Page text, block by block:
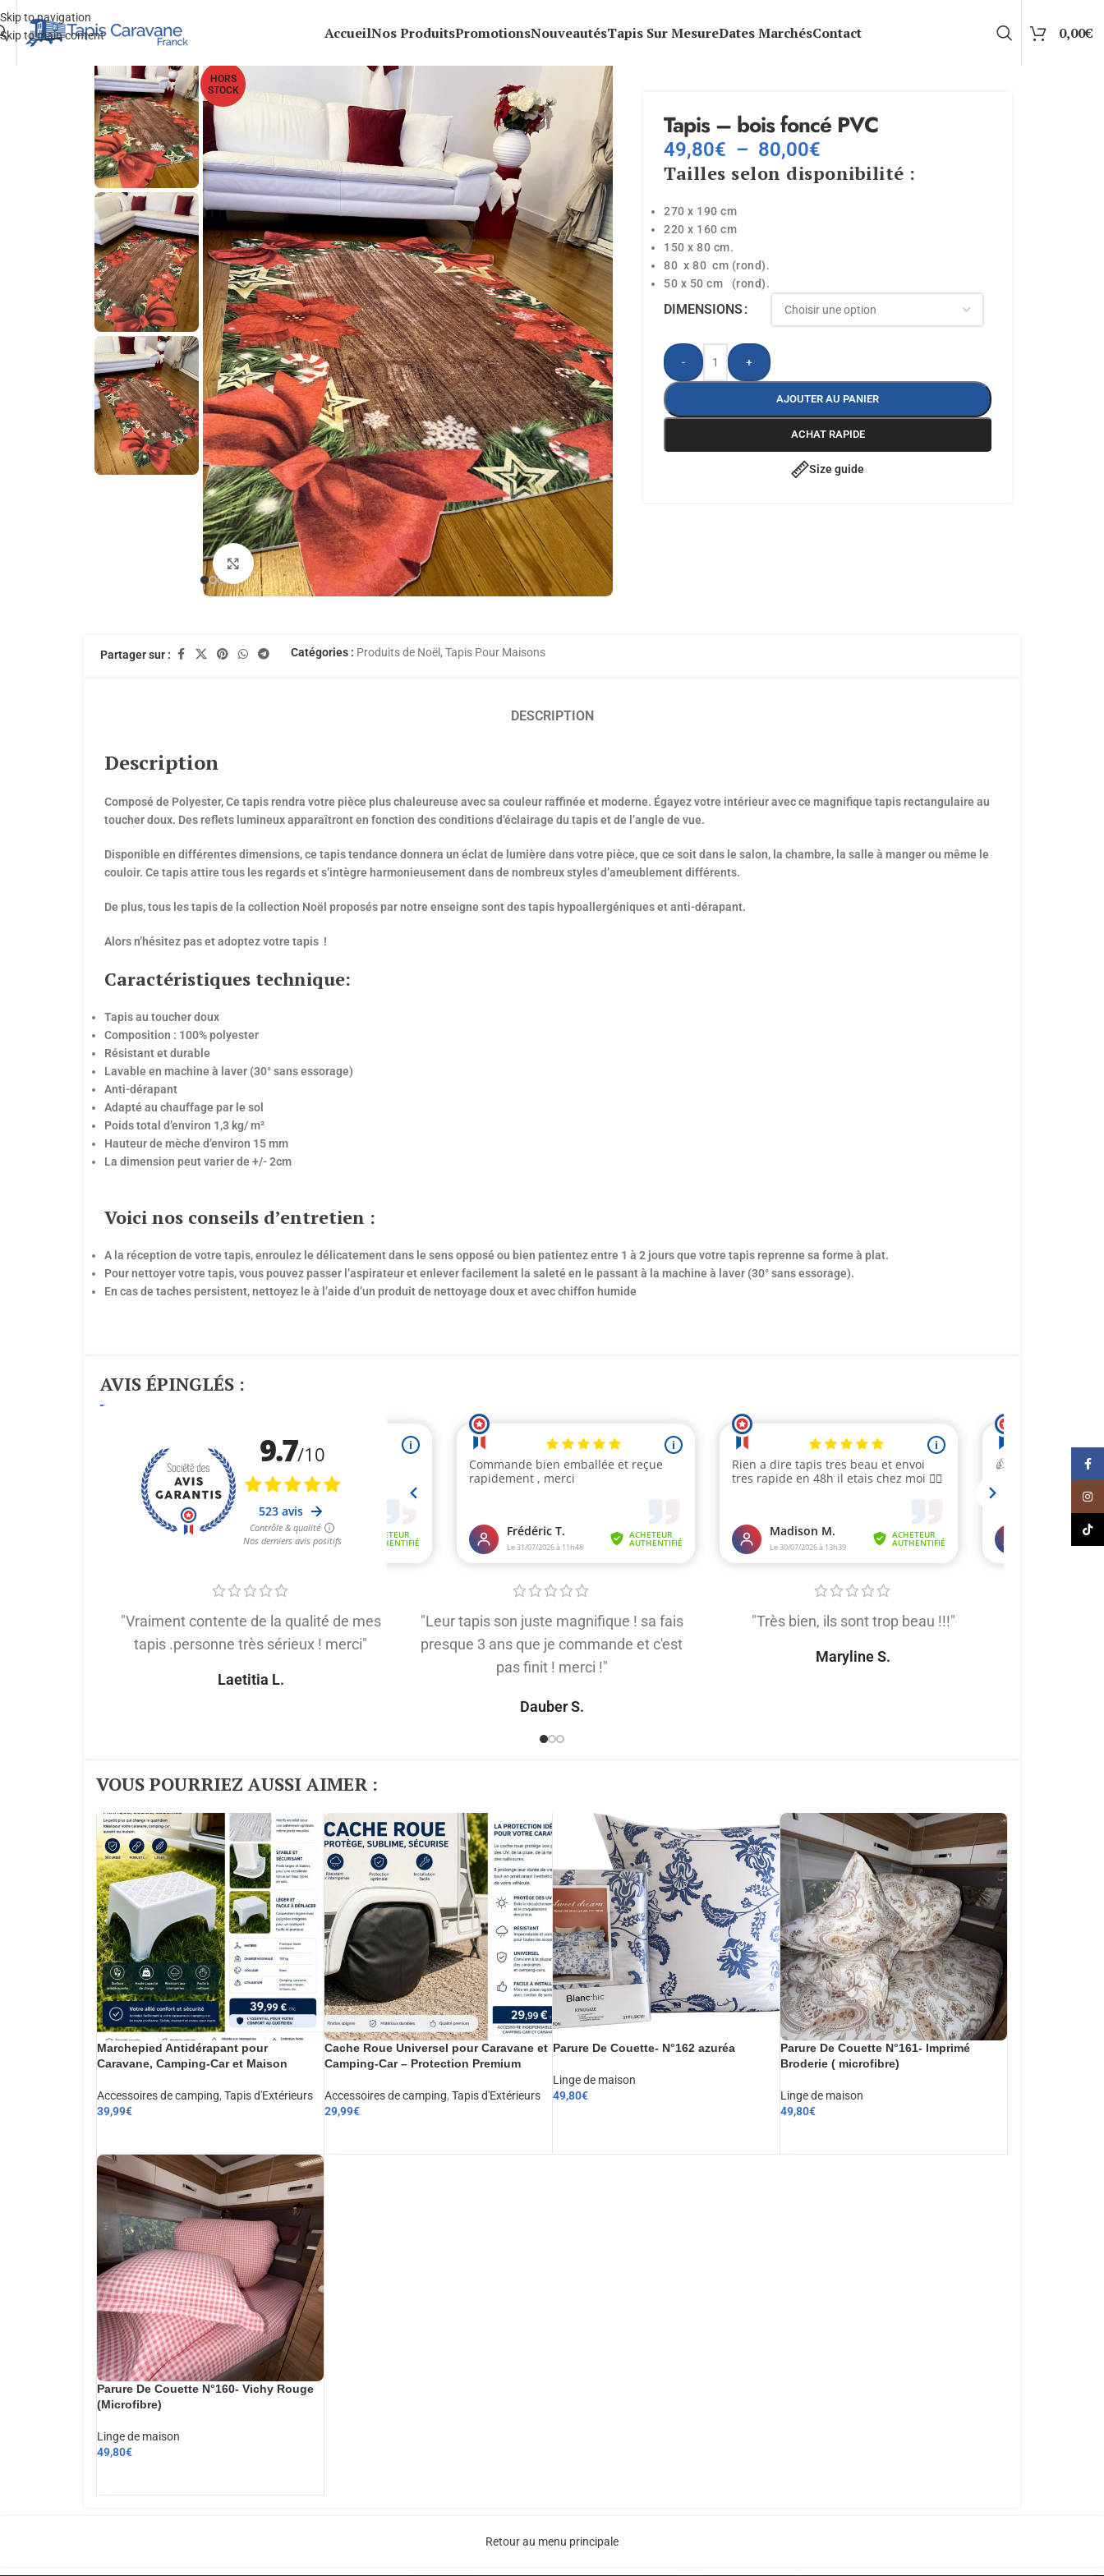
Skip to navigation
Skip to main content
AccueilNos ProduitsPromotionsNouveautésTapis Sur MesureDates MarchésContact 0,00€
HORS
STOCK
Agrandir
Tapis – bois foncé PVC
49,80€ – 80,00€
Tailles selon disponibilité :
270 x 190 cm
220 x 160 cm
150 x 80 cm.
80 x 80 cm (rond).
50 x 50 cm (rond).
DIMENSIONS
- +
AJOUTER AU PANIER
ACHAT RAPIDE
Size guide
Partager sur : Catégories : Produits de Noël , Tapis Pour Maisons
DESCRIPTION
Description
Composé de Polyester, Ce tapis rendra votre pièce plus chaleureuse avec sa couleur raffinée et moderne. Égayez votre intérieur avec ce magnifique tapis rectangulaire au
toucher doux. Des reflets lumineux apparaîtront en fonction des conditions d’éclairage du tapis et de l’angle de vue.
Disponible en différentes dimensions, ce tapis tendance donnera un éclat de lumière dans votre pièce, que ce soit dans le salon, la chambre, la salle à manger ou même le
couloir. Ce tapis attire tous les regards et s’intègre harmonieusement dans de nombreux styles d’ameublement différents.
De plus, tous les tapis de la collection Noël proposés par notre enseigne sont des tapis hypoallergéniques et anti-dérapant.
Alors n’hésitez pas et adoptez votre tapis !
Caractéristiques technique:
Tapis au toucher doux
Composition : 100% polyester
Résistant et durable
Lavable en machine à laver (30° sans essorage)
Anti-dérapant
Adapté au chauffage par le sol
Poids total d’environ 1,3 kg/ m²
Hauteur de mèche d’environ 15 mm
La dimension peut varier de +/- 2cm
Voici nos conseils d’entretien :
A la réception de votre tapis, enroulez le délicatement dans le sens opposé ou bien patientez entre 1 à 2 jours que votre tapis reprenne sa forme à plat.
Pour nettoyer votre tapis, vous pouvez passer l’aspirateur et enlever facilement la saleté en le passant à la machine à laver (30° sans essorage).
En cas de taches persistent, nettoyez le à l’aide d’un produit de nettoyage doux et avec chiffon humide
AVIS ÉPINGLÉS :
"Vraiment contente de la qualité de mes
tapis .personne très sérieux ! merci"
Laetitia L.
"Leur tapis son juste magnifique ! sa fais
presque 3 ans que je commande et c'est
pas finit ! merci !"
Dauber S.
"Très bien, ils sont trop beau !!!"
Maryline S.
VOUS POURRIEZ AUSSI AIMER :​
Marchepied Antidérapant pour
Caravane, Camping-Car et Maison
Accessoires de camping, Tapis d'Extérieurs
39,99€
Cache Roue Universel pour Caravane et
Camping-Car – Protection Premium
Accessoires de camping, Tapis d'Extérieurs
29,99€
Parure De Couette- N°162 azuréa
Linge de maison
49,80€
Parure De Couette N°161- Imprimé
Broderie ( microfibre)
Linge de maison
49,80€
Parure De Couette N°160- Vichy Rouge
(Microfibre)
Linge de maison
49,80€
Retour au menu principale